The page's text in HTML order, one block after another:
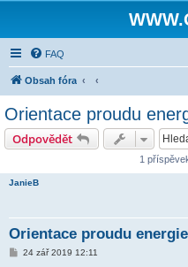
FAQ
Obsah fóra
Orientace proudu
Odpovědět
1
JanieB
Orientace proudu
P24 zář 2019 12:11